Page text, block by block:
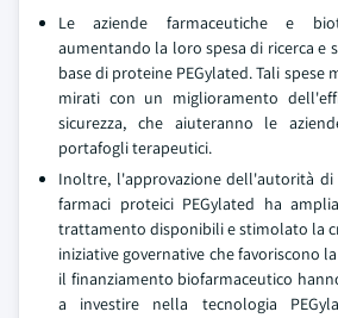
Le aziende farmaceutiche e
aumentando la loro spesa di ricerca e
base di proteine PEGylated. Tali spese
mirati con un miglioramento
sicurezza, che aiuteranno le
portafogli terapeutici.
Inoltre, l'approvazione dell'autorità di
farmaci proteici PEGylated ha
trattamento disponibili e stimolato la
iniziative governative che favoriscono
il finanziamento biofarmaceutico
a investire nella tecnologia